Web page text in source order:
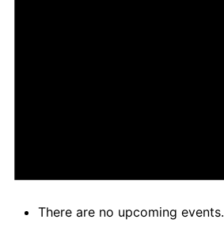
There are no upcoming events.